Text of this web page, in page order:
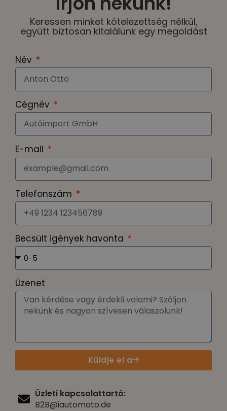
Keressen minket kötelezettség nélkül,
együtt biztosan kitalálunk egy megoldást
Név
Cégnév
E-mail
Telefonszám
Becsült igények havonta
Üzenet
Küldje el a
Üzleti kapcsolattartó:
B2B@iautomato.de